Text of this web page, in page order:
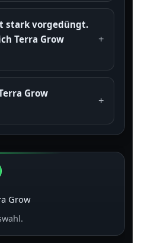
stark vorgedüngt.
Terra Grow
Grow
Grow